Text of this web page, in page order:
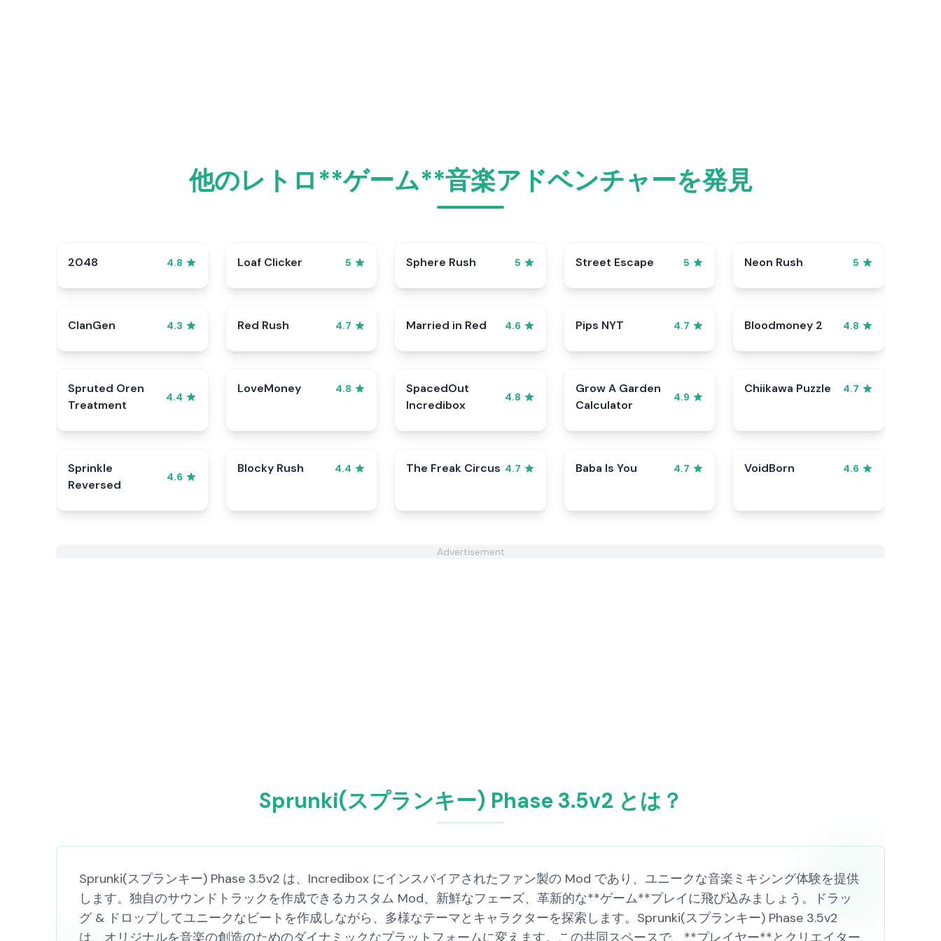
他のレトロ**ゲーム**音楽アドベンチャーを発見
2048 4.8 Loaf Clicker 5 Sphere Rush 5 Street Escape 5 Neon Rush 5
ClanGen 4.3 Red Rush 4.7 Married in Red 4.6 Pips NYT 4.7 Bloodmoney 2 4.8
Spruted Oren
Treatment
4.4
LoveMoney 4.8
SpacedOut
Incredibox
4.8
Grow A Garden
Calculator
4.9
Chiikawa Puzzle 4.7
Sprinkle
Reversed
4.6
Blocky Rush 4.4 The Freak Circus 4.7 Baba Is You 4.7 VoidBorn 4.6
Advertisement
Sprunki(スプランキー) Phase 3.5v2 とは？
Sprunki(スプランキー) Phase 3.5v2 は、Incredibox にインスパイアされたファン製の Mod であり、ユニークな音楽ミキシング体験を提供
します。独自のサウンドトラックを作成できるカスタム Mod、新鮮なフェーズ、革新的な**ゲーム**プレイに飛び込みましょう。ドラッ
グ & ドロップしてユニークなビートを作成しながら、多様なテーマとキャラクターを探索します。Sprunki(スプランキー) Phase 3.5v2
は、オリジナルを音楽の創造のためのダイナミックなプラットフォームに変えます。この共同スペースで、**プレイヤー**とクリエイター